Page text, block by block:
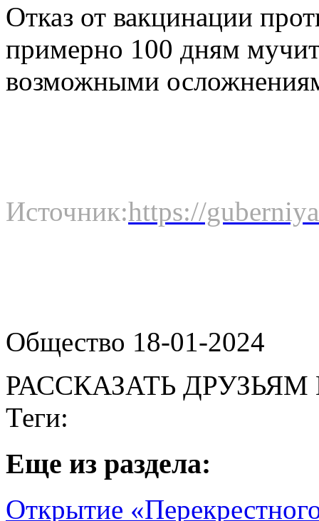
Отказ от вакцинации
примерно 100 дням
возможными
Источник:https://
Общество 18-01-2024
РАССКАЗАТЬ ДРУЗЬЯМ
Теги:
Eще из раздела:
Открытие